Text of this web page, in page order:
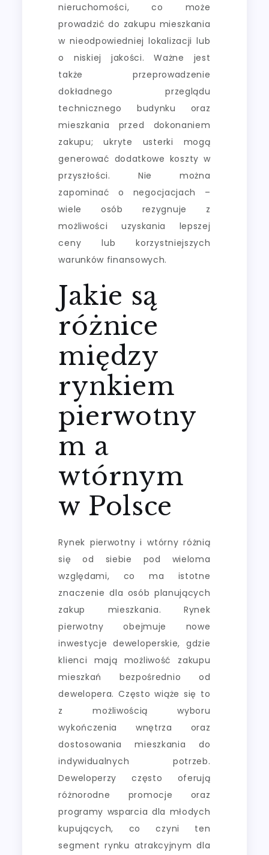
nieruchomości, co może
prowadzić do zakupu mieszkania
w nieodpowiedniej lokalizacji lub
o niskiej jakości. Ważne jest
także przeprowadzenie
dokładnego przeglądu
technicznego budynku oraz
mieszkania przed dokonaniem
zakupu; ukryte usterki mogą
generować dodatkowe koszty w
przyszłości. Nie można
zapominać o negocjacjach –
wiele osób rezygnuje z
możliwości uzyskania lepszej
ceny lub korzystniejszych
warunków finansowych.
Jakie są
różnice
między
rynkiem
pierwotny
m a
wtórnym
w Polsce
Rynek pierwotny i wtórny różnią
się od siebie pod wieloma
względami, co ma istotne
znaczenie dla osób planujących
zakup mieszkania. Rynek
pierwotny obejmuje nowe
inwestycje deweloperskie, gdzie
klienci mają możliwość zakupu
mieszkań bezpośrednio od
dewelopera. Często wiąże się to
z możliwością wyboru
wykończenia wnętrza oraz
dostosowania mieszkania do
indywidualnych potrzeb.
Deweloperzy często oferują
różnorodne promocje oraz
programy wsparcia dla młodych
kupujących, co czyni ten
segment rynku atrakcyjnym dla